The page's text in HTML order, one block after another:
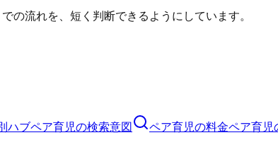
の流れを、短く判断できるようにしています。
ハブペア育児の検索意図 ペア育児の料金ペア育児